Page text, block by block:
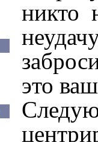
никто
это